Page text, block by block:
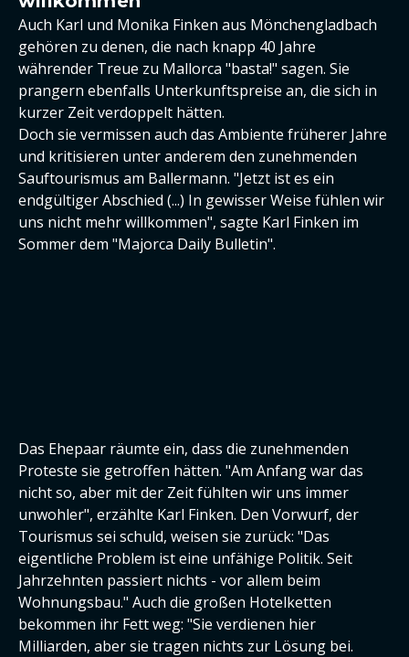
Auch Karl und Monika Finken aus Mönchengladbach
gehören zu denen, die nach knapp 40 Jahre
währender Treue zu Mallorca "basta!" sagen. Sie
prangern ebenfalls Unterkunftspreise an, die sich in
kurzer Zeit verdoppelt hätten.
Doch sie vermissen auch das Ambiente früherer Jahre
und kritisieren unter anderem den zunehmenden
Sauftourismus am Ballermann. "Jetzt ist es ein
endgültiger Abschied (...) In gewisser Weise fühlen wir
uns nicht mehr willkommen", sagte Karl Finken im
Sommer dem "Majorca Daily Bulletin".
Das Ehepaar räumte ein, dass die zunehmenden
Proteste sie getroffen hätten. "Am Anfang war das
nicht so, aber mit der Zeit fühlten wir uns immer
unwohler", erzählte Karl Finken. Den Vorwurf, der
Tourismus sei schuld, weisen sie zurück: "Das
eigentliche Problem ist eine unfähige Politik. Seit
Jahrzehnten passiert nichts - vor allem beim
Wohnungsbau." Auch die großen Hotelketten
bekommen ihr Fett weg: "Sie verdienen hier
Milliarden, aber sie tragen nichts zur Lösung bei.